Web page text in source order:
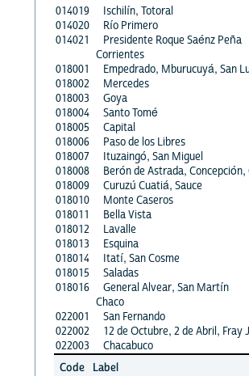
014019
Ischilín, Totoral
014020
Río Primero
014021
Presidente Roque Saénz Peña
Corrientes
018001
Empedrado, Mburucuyá, San
018002
Mercedes
018003
Goya
018004
Santo Tomé
018005
Capital
018006
Paso de los Libres
018007
Ituzaingó, San Miguel
018008
Berón de Astrada, Concepción,
018009
Curuzú Cuatiá, Sauce
018010
Monte Caseros
018011
Bella Vista
018012
Lavalle
018013
Esquina
018014
Itatí, San Cosme
018015
Saladas
018016
General Alvear, San Martín
Chaco
022001
San Fernando
022002
12 de Octubre, 2 de Abril, Fray
022003
Chacabuco
Code
Label